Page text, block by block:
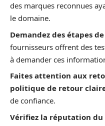
des marques reconnues
le domaine.
Demandez des étapes
fournisseurs offrent des
à demander ces
Faites attention aux
politique de retour
de confiance.
Vérifiez la réputation du